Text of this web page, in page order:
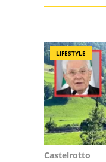
LIFESTYLE
Castelrotto